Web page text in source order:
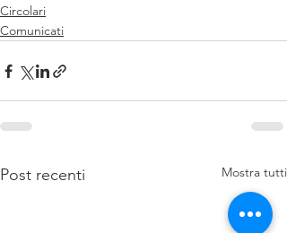
Circolari
Comunicati
Post recenti Mostra tutti